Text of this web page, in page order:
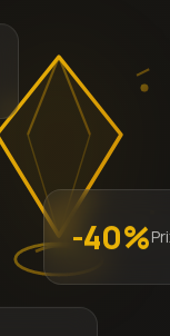
-40%